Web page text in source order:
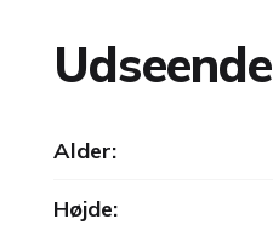
Udseende
Alder:
Højde: